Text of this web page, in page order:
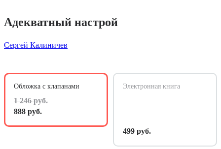
Адекватный настрой
Сергей Калиничев
Обложка с клапанами
1 246 руб.
888 руб.
Электронная книга
499 руб.